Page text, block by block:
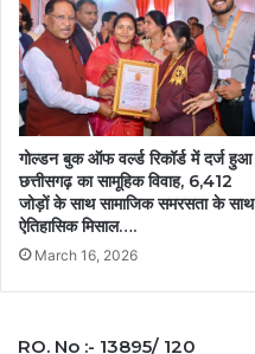
गोल्डन बुक ऑफ वर्ल्ड रिकॉर्ड में दर्ज हुआ
छत्तीसगढ़ का सामूहिक विवाह, 6,412
जोड़ों के साथ सामाजिक समरसता के साथ
ऐतिहासिक मिसाल….
March 16, 2026
RO. No :- 13895/ 120